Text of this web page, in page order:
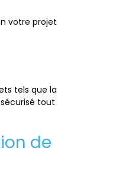
votre projet
tels que la
tout
de